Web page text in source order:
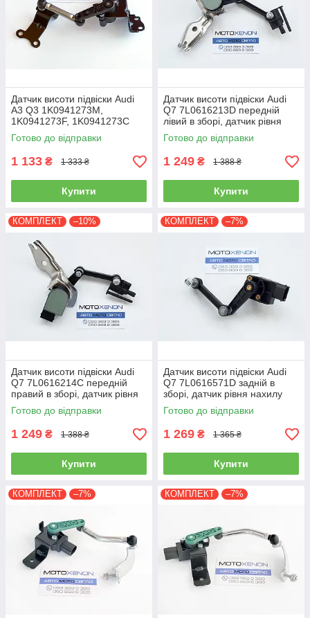
Датчик висоти підвіски Audi
A3 Q3 1K0941273M,
1K0941273F, 1K0941273C
задній в зборі з тягою
Готово до відправки
1 133 ₴ 1 333 ₴
Купити
Датчик висоти підвіски Audi
Q7 7L0616213D передній
лівий в зборі, датчик рівня
нахилу кузова
Готово до відправки
1 249 ₴ 1 388 ₴
Купити
КОМПЛЕКТ –10%
Датчик висоти підвіски Audi
Q7 7L0616214C передній
правий в зборі, датчик рівня
нахилу кузова
Готово до відправки
1 249 ₴ 1 388 ₴
Купити
КОМПЛЕКТ –7%
Датчик висоти підвіски Audi
Q7 7L0616571D задній в
зборі, датчик рівня нахилу
кузова
Готово до відправки
1 269 ₴ 1 365 ₴
Купити
КОМПЛЕКТ –7% КОМПЛЕКТ –7%